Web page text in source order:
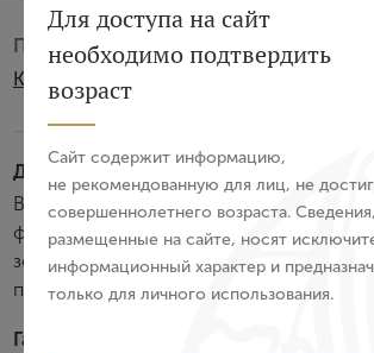
Дегустационные характеристики:
Вино бледно-золотистого цвета. Очень
фруктовое и ароматное игристое с
зеленого яблока, персика и
послевкусие.
Гастрономия:
Производитель:
Kleine Zalze
Для доступа на сайт
необходимо подтвердить
возраст
Сайт содержит информацию,
не рекомендованную для лиц, не
совершеннолетнего возраста. Сведения,
размещенные на сайте, носят
информационный характер и
только для личного использования.
Вход
Пароль
Войти